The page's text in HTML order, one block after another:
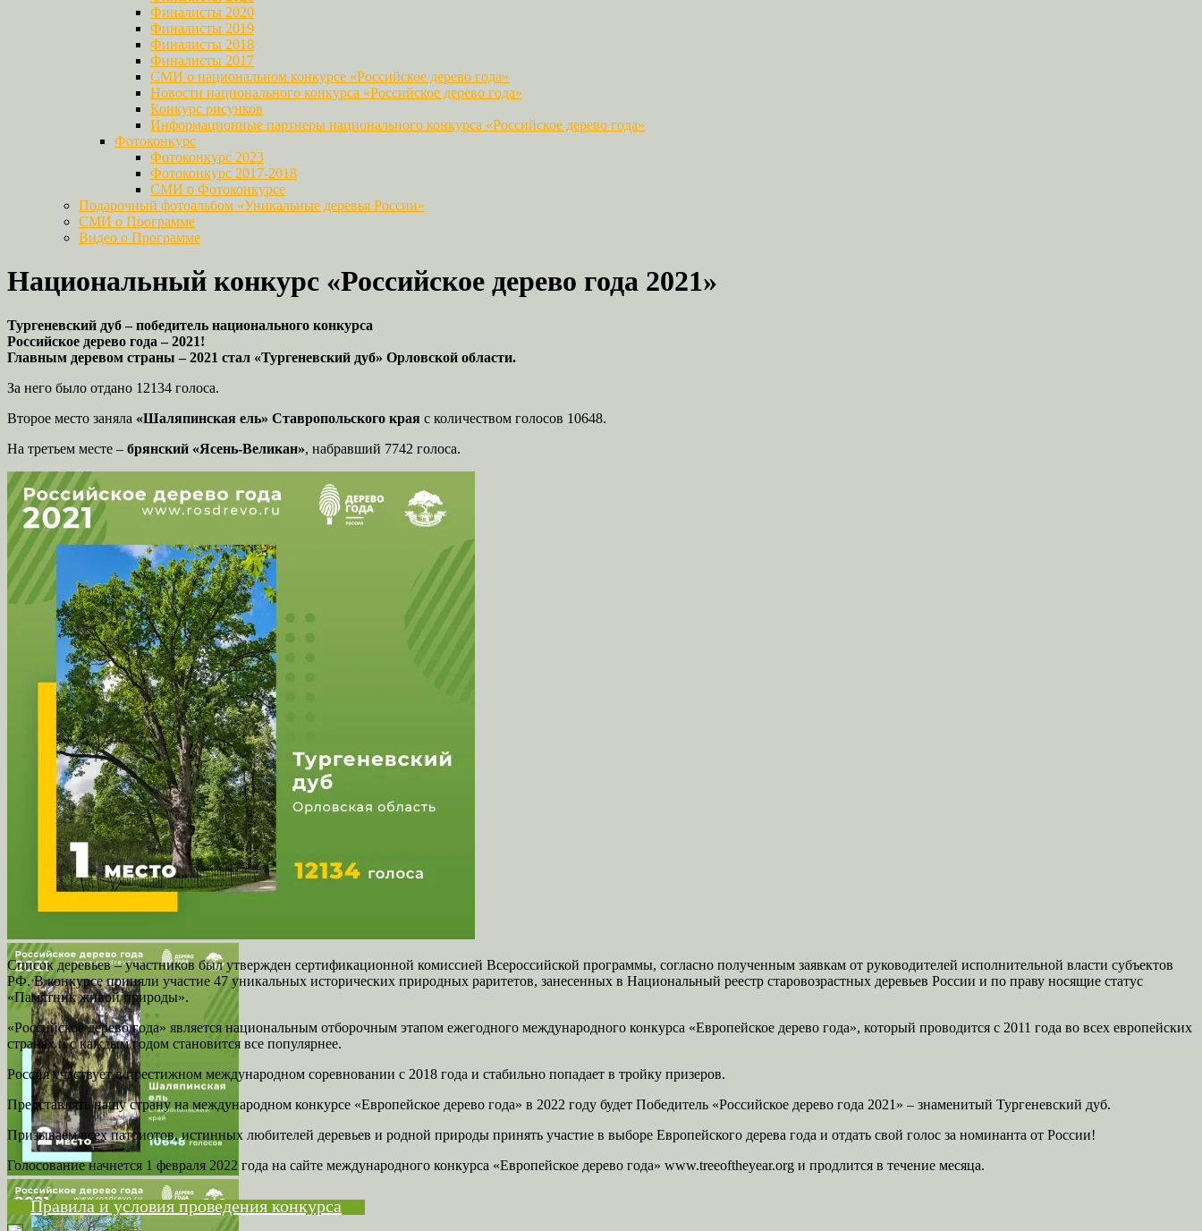
Финалисты 2020
Финалисты 2019
Финалисты 2018
Финалисты 2017
СМИ о национальном конкурсе «Российское дерево года»
Новости национального конкурса «Российское дерево года»
Конкурс рисунков
Информационные партнеры национального конкурса «Российское дерево года»
Фотоконкурс
Фотоконкурс 2023
Фотоконкурс 2017-2018
СМИ о Фотоконкурсе
Подарочный фотоальбом «Уникальные деревья России»
СМИ о Программе
Видео о Программе
Национальный конкурс «Российское дерево года 2021»
Тургеневский дуб – победитель национального конкурса
Российское дерево года – 2021!
Главным деревом страны – 2021 стал «Тургеневский дуб» Орловской области.
За него было отдано 12134 голоса.
Второе место заняла «Шаляпинская ель» Ставропольского края с количеством голосов 10648.
На третьем месте – брянский «Ясень-Великан», набравший 7742 голоса.
Список деревьев – участников был утвержден сертификационной комиссией Всероссийской программы, согласно полученным заявкам от руководителей исполнительной власти субъектов
РФ. В конкурсе приняли участие 47 уникальных исторических природных раритетов, занесенных в Национальный реестр старовозрастных деревьев России и по праву носящие статус
«Памятник живой природы».
«Российское дерево года» является национальным отборочным этапом ежегодного международного конкурса «Европейское дерево года», который проводится с 2011 года во всех европейских
странах и с каждым годом становится все популярнее.
Россия участвует в престижном международном соревновании с 2018 года и стабильно попадает в тройку призеров.
Представлять нашу страну на международном конкурсе «Европейское дерево года» в 2022 году будет Победитель «Российское дерево года 2021» – знаменитый Тургеневский дуб.
Призываем всех патриотов, истинных любителей деревьев и родной природы принять участие в выборе Европейского дерева года и отдать свой голос за номинанта от России!
Голосование начнется 1 февраля 2022 года на сайте международного конкурса «Европейское дерево года» www.treeoftheyear.org и продлится в течение месяца.
Правила и условия проведения конкурса